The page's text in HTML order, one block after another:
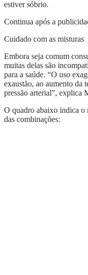
estiver sóbrio.
Continua após a
Cuidado com as misturas
Embora seja comum
muitas delas são
para a saúde. “O uso
exaustão, ao aumento da
pressão arterial”, explica
O quadro abaixo indica o
das combinações: